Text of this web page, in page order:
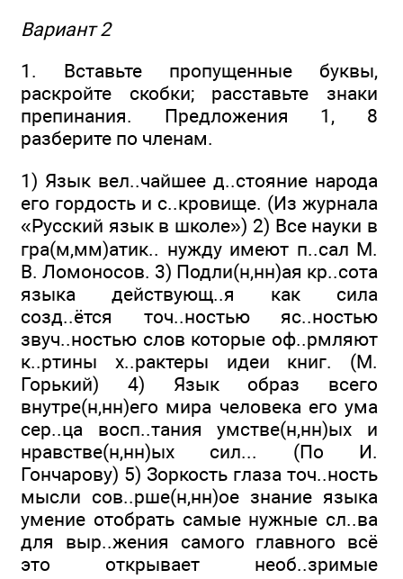
Вариант 2
1. Вставьте пропущенные буквы,
раскройте скобки; расставьте зна­ки
препинания. Предложения 1, 8
разберите по членам.
1) Язык вел..чайшее д..стояние народа
его гордость и с..кровище. (Из журнала
«Русский язык в школе») 2) Все науки в
гра(м,мм)атик.. нужду имеют п..сал М.
В. Ломо­носов. 3) Подли(н,нн)ая кр..сота
языка действующ..я как сила
созд..ётся точ..ностью яс..ностью
звуч..ностью слов которые оф..рмляют
к..ртины х..рактеры идеи книг. (М.
Горький) 4) Язык образ всего
внутре(н,нн)его мира че­ловека его ума
сер..ца восп..тания умстве(н,нн)ых и
нравстве(н,нн)ых сил... (По И.
Гончарову) 5) Зоркость глаза точ..ность
мысли сов..рше(н,нн)ое знание языка
умение отобрать самые нужные сл..ва
для выр..жения самого главного всё
это открывает необ..зримые